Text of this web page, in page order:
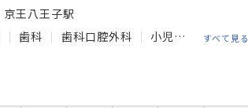
京王八王子駅
歯科 歯科口腔外科 小児歯科 すべて見る